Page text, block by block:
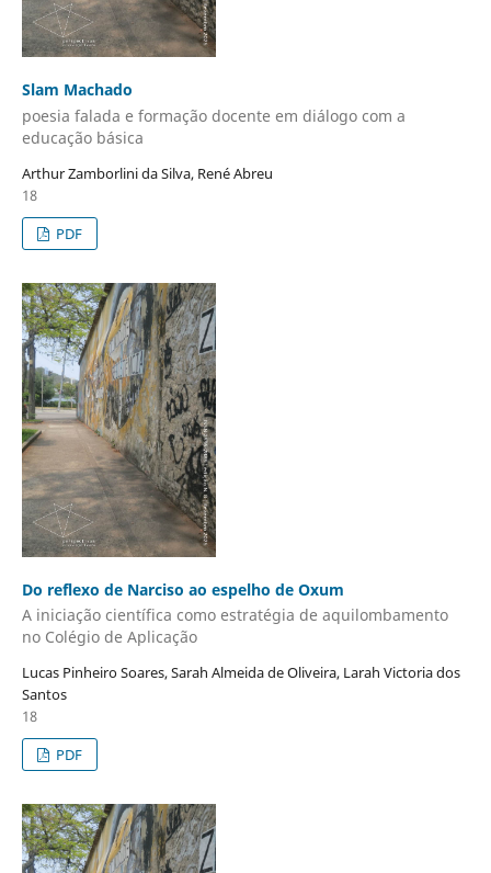
Slam Machado
poesia falada e formação docente em diálogo com a
educação básica
Arthur Zamborlini da Silva, René Abreu
18
PDF
Do reflexo de Narciso ao espelho de Oxum
A iniciação científica como estratégia de aquilombamento
no Colégio de Aplicação
Lucas Pinheiro Soares, Sarah Almeida de Oliveira, Larah Victoria dos
Santos
18
PDF